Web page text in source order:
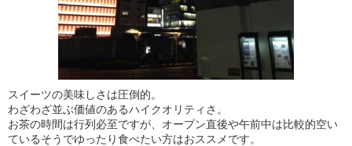
スイーツの美味しさは圧倒的。
わざわざ並ぶ価値のあるハイクオリティさ。
お茶の時間は行列必至ですが、オープン直後や午前中は比較的空い
ているそうでゆったり食べたい方はおススメです。